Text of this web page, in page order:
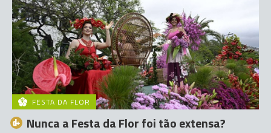
FESTA DA FLOR
Nunca a Festa da Flor foi tão extensa?